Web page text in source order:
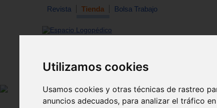
Utilizamos cookies
Usamos cookies y otras técnicas de rastreo
anuncios adecuados, para analizar el tráfico
Revista Tienda Bolsa Trabajo
Revista Libros Material
Tienda>Libros>Pedagogía >Ciencia